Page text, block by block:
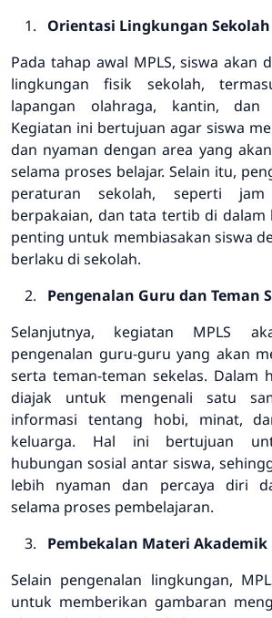
Orientasi Lingkungan Sekolah
Pada tahap awal MPLS, siswa akan
lingkungan fisik sekolah,
lapangan olahraga, kantin, dan
Kegiatan ini bertujuan agar siswa
dan nyaman dengan area yang
selama proses belajar. Selain itu,
peraturan sekolah, seperti
berpakaian, dan tata tertib di dalam
penting untuk membiasakan siswa
berlaku di sekolah.
Pengenalan Guru dan Teman
Selanjutnya, kegiatan MPLS
pengenalan guru-guru yang akan
serta teman-teman sekelas. Dalam
diajak untuk mengenali satu
informasi tentang hobi, minat,
keluarga. Hal ini bertujuan
hubungan sosial antar siswa,
lebih nyaman dan percaya diri
selama proses pembelajaran.
Pembekalan Materi Akademik
Selain pengenalan lingkungan,
untuk memberikan gambaran